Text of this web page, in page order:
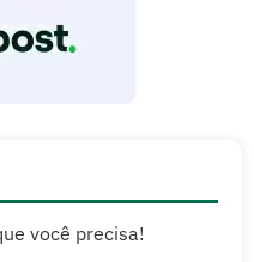
você precisa!